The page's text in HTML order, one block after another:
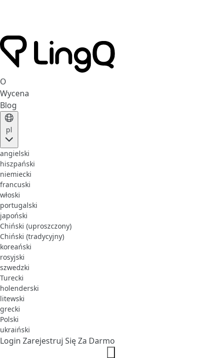
O
Wycena
Blog
pl
angielski
hiszpański
niemiecki
francuski
włoski
portugalski
japoński
Chiński (uproszczony)
Chiński (tradycyjny)
koreański
rosyjski
szwedzki
Turecki
holenderski
litewski
grecki
Polski
ukraiński
Login Zarejestruj Się Za Darmo